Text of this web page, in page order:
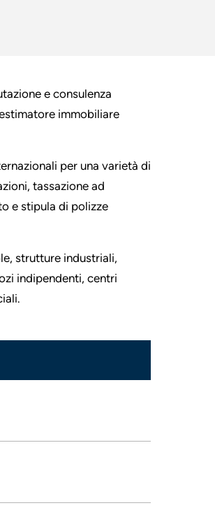
e consulenza
immobiliare
per una varietà di
tassazione ad
e stipula di polizze
strutture industriali,
indipendenti, centri